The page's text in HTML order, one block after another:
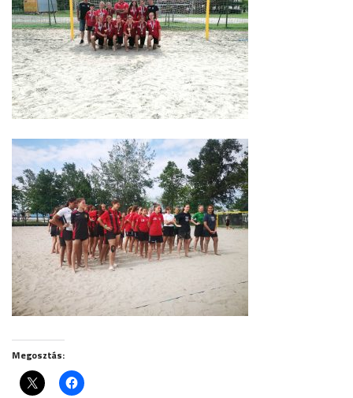
Megosztás: